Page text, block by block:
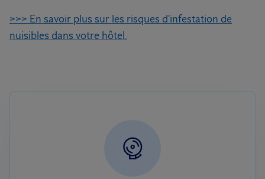
>>> En savoir plus sur les risques d'infestation de
nuisibles dans votre hôtel.